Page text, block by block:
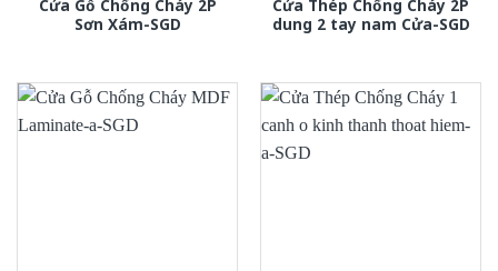
Cửa Gỗ Chống Cháy 2P
Sơn Xám-SGD
Cửa Thép Chống Cháy 2P
dung 2 tay nam Cửa-SGD